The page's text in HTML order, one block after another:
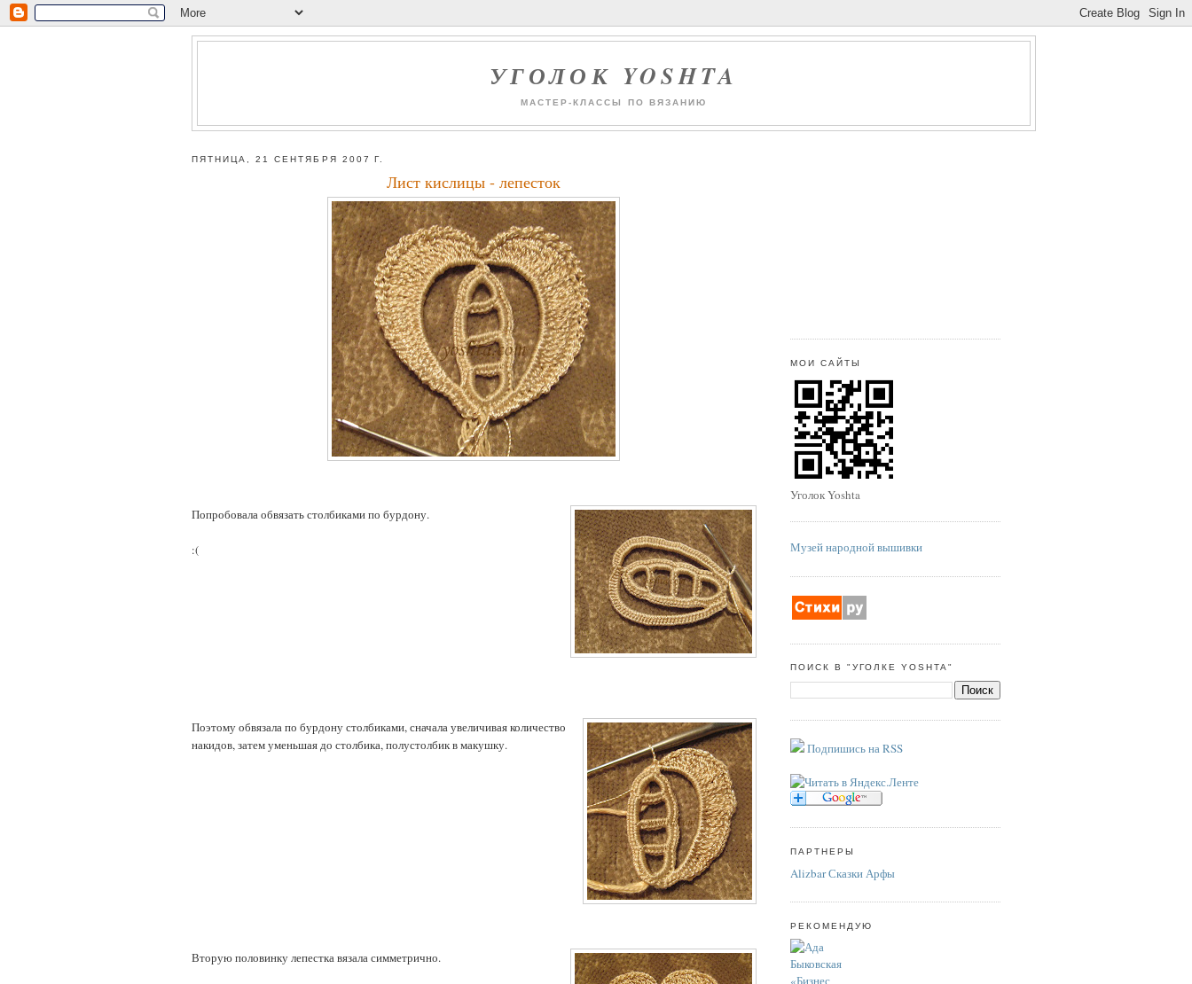
УГОЛОК YOSHTA
МАСТЕР-КЛАССЫ ПО ВЯЗАНИЮ
ПЯТНИЦА, 21 СЕНТЯБРЯ 2007 Г.
Лист кислицы - лепесток
Попробовала обвязать столбиками по бурдону.
:(
Поэтому обвязала по бурдону столбиками, сначала увеличивая количество
накидов, затем уменьшая до столбика, полустолбик в макушку.
Вторую половинку лепестка вязала симметрично.
МОИ САЙТЫ
Уголок Yoshta
Музей народной вышивки
ПОИСК В "УГОЛКЕ YOSHTA"
Подпишись на RSS
ПАРТНЕРЫ
Alizbar Сказки Арфы
РЕКОМЕНДУЮ